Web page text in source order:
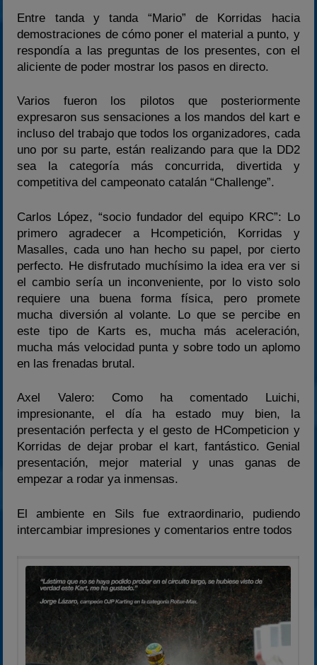
Entre tanda y tanda “Mario” de Korridas hacia
demostraciones de cómo poner el material a punto, y
respondía a las preguntas de los presentes, con el
aliciente de poder mostrar los pasos en directo.
Varios fueron los pilotos que posteriormente
expresaron sus sensaciones a los mandos del kart e
incluso del trabajo que todos los organizadores, cada
uno por su parte, están realizando para que la DD2
sea la categoría más concurrida, divertida y
competitiva del campeonato catalán “Challenge”.
Carlos López, “socio fundador del equipo KRC”: Lo
primero agradecer a Hcompetición, Korridas y
Masalles, cada uno han hecho su papel, por cierto
perfecto. He disfrutado muchísimo la idea era ver si
el cambio sería un inconveniente, por lo visto solo
requiere una buena forma física, pero promete
mucha diversión al volante. Lo que se percibe en
este tipo de Karts es, mucha más aceleración,
mucha más velocidad punta y sobre todo un aplomo
en las frenadas brutal.
Axel Valero: Como ha comentado Luichi,
impresionante, el día ha estado muy bien, la
presentación perfecta y el gesto de HCompeticion y
Korridas de dejar probar el kart, fantástico. Genial
presentación, mejor material y unas ganas de
empezar a rodar ya inmensas.
El ambiente en Sils fue extraordinario, pudiendo
intercambiar impresiones y comentarios entre todos